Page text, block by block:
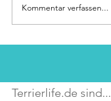
Kommentar verfassen...
Terrierlife.de sind...